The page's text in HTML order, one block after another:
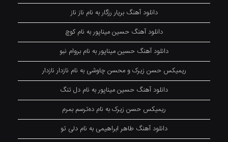
دانلود آهنگ بریار رزگار به نام ناز ناز
دانلود آهنگ حسین میناپور به نام کوچ
دانلود آهنگ حسین میناپور به نام بروام نبو
ریمیکس حسن زیرک و محسن چاوشی به نام نازدار نازدار
دانلود آهنگ حسین میناپور به نام دل تنگ
ریمیکس حسن زیرک به نام دەترسم بمرم
دانلود آهنگ طاهر ابراهیمی به نام دلی تو